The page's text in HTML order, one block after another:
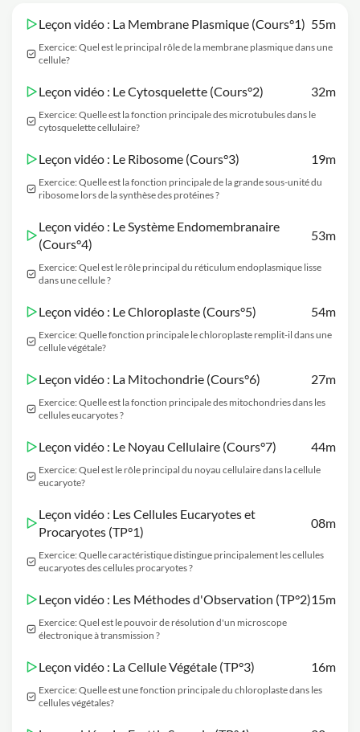
Leçon vidéo : La Membrane Plasmique (Cours°1) 55m
Exercice: Quel est le principal rôle de la membrane plasmique dans une
cellule?
Leçon vidéo : Le Cytosquelette (Cours°2) 32m
Exercice: Quelle est la fonction principale des microtubules dans le
cytosquelette cellulaire?
Leçon vidéo : Le Ribosome (Cours°3) 19m
Exercice: Quelle est la fonction principale de la grande sous-unité du
ribosome lors de la synthèse des protéines ?
Leçon vidéo : Le Système Endomembranaire
(Cours°4)
53m
Exercice: Quel est le rôle principal du réticulum endoplasmique lisse
dans une cellule ?
Leçon vidéo : Le Chloroplaste (Cours°5) 54m
Exercice: Quelle fonction principale le chloroplaste remplit-il dans une
cellule végétale?
Leçon vidéo : La Mitochondrie (Cours°6) 27m
Exercice: Quelle est la fonction principale des mitochondries dans les
cellules eucaryotes ?
Leçon vidéo : Le Noyau Cellulaire (Cours°7) 44m
Exercice: Quel est le rôle principal du noyau cellulaire dans la cellule
eucaryote?
Leçon vidéo : Les Cellules Eucaryotes et
Procaryotes (TP°1)
08m
Exercice: Quelle caractéristique distingue principalement les cellules
eucaryotes des cellules procaryotes ?
Leçon vidéo : Les Méthodes d'Observation (TP°2)15m
Exercice: Quel est le pouvoir de résolution d'un microscope
électronique à transmission ?
Leçon vidéo : La Cellule Végétale (TP°3) 16m
Exercice: Quelle est une fonction principale du chloroplaste dans les
cellules végétales?